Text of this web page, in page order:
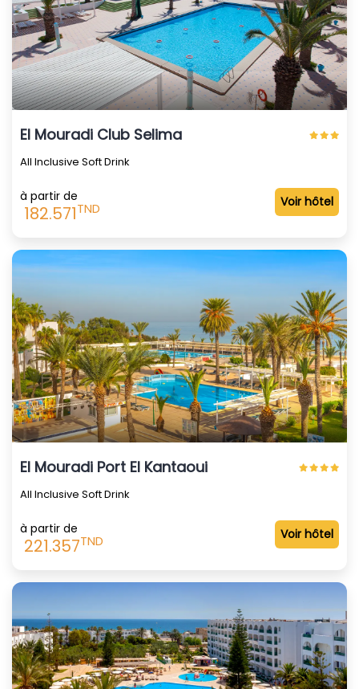
El Mouradi Club Selima
All Inclusive Soft Drink
à partir de
182.571TND Voir hôtel
El Mouradi Port El Kantaoui
All Inclusive Soft Drink
à partir de
221.357TND Voir hôtel